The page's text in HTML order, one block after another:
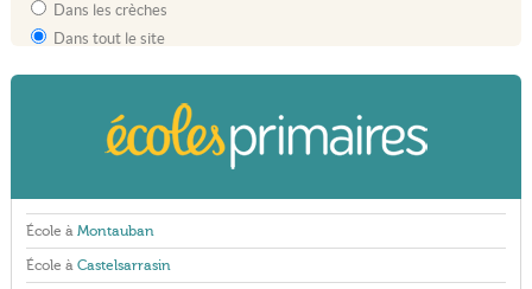
Dans les crèches
Dans tout le site
École à Montauban
École à Castelsarrasin